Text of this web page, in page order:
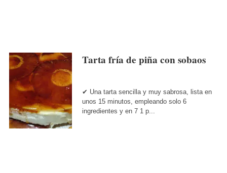
Tarta fría de piña con sobaos
✔ Una tarta sencilla y muy sabrosa, lista en
unos 15 minutos, empleando solo 6
ingredientes y en 7 1 p...